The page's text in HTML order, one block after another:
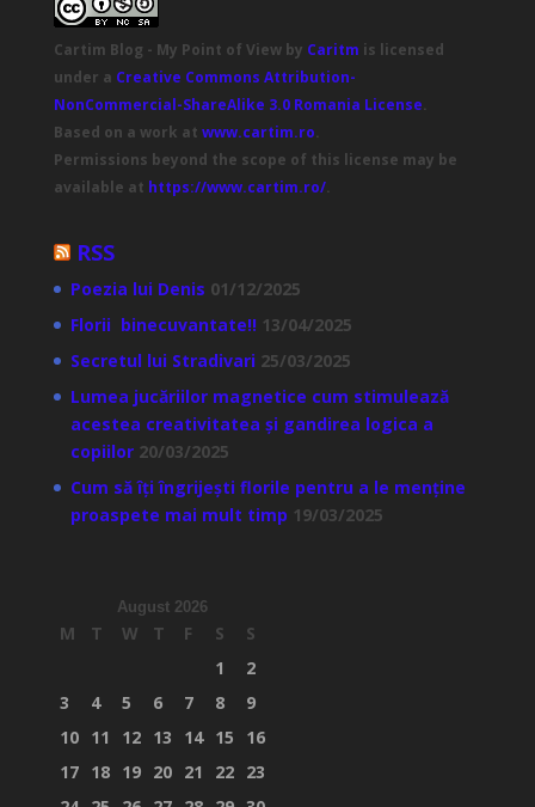
Cartim Blog - My Point of Viewby Caritm is licensed
under a Creative Commons Attribution-
NonCommercial-ShareAlike 3.0 Romania License.
Based on a work at www.cartim.ro.
Permissions beyond the scope of this license may be
available at https://www.cartim.ro/.
RSS
Poezia lui Denis 01/12/2025
Florii binecuvantate!! 13/04/2025
Secretul lui Stradivari 25/03/2025
Lumea jucăriilor magnetice cum stimulează
acestea creativitatea și gandirea logica a
copiilor 20/03/2025
Cum să îți îngrijești florile pentru a le menține
proaspete mai mult timp 19/03/2025
August 2026
M T W T F S
S
1
2
3
4 5 6 7 8
9
10 11 12 13 14 15
16
17 18 19 20 21 22 23